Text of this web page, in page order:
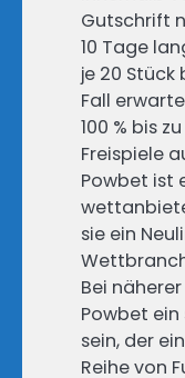
Gutschrift
10 Tage
je 20
Fall
100 % bis
Freispiele
Powbet ist
sie ein
Bei
Powbet
sein, der
Reihe von